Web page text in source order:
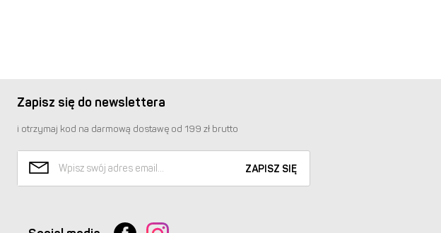
Zapisz się do newslettera
i otrzymaj kod na darmową dostawę od 199 zł brutto
ZAPISZ SIĘ